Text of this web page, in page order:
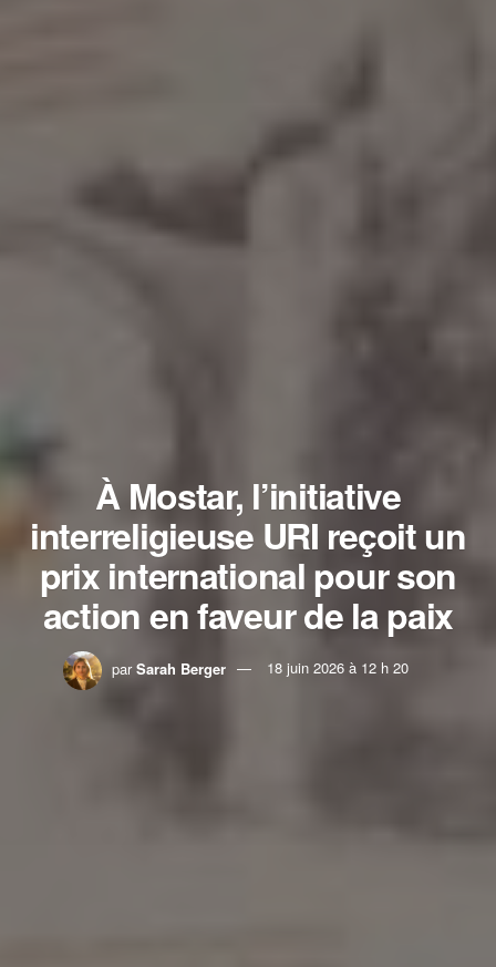
À Mostar, l’initiative
interreligieuse URI reçoit un
prix international pour son
action en faveur de la paix
par Sarah Berger 18 juin 2026 à 12 h 20